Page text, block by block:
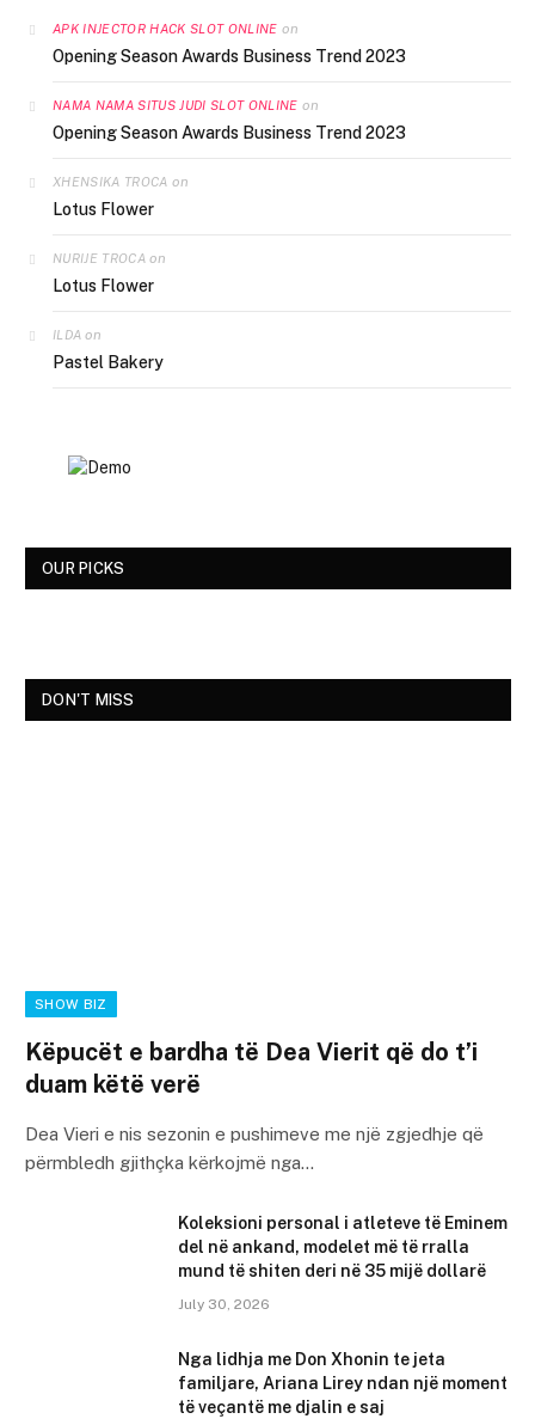
APK INJECTOR HACK SLOT ONLINE on
Opening Season Awards Business Trend 2023
NAMA NAMA SITUS JUDI SLOT ONLINE on
Opening Season Awards Business Trend 2023
XHENSIKA TROCA on
Lotus Flower
NURIJE TROCAon
Lotus Flower
ILDA on
Pastel Bakery
OUR PICKS
DON'T MISS
SHOW BIZ
Këpucët e bardha të Dea Vierit që do t’i
duam këtë verë
Dea Vieri e nis sezonin e pushimeve me një zgjedhje që
përmbledh gjithçka kërkojmë nga…
Koleksioni personal i atleteve të Eminem
del në ankand, modelet më të rralla
mund të shiten deri në 35 mijë dollarë
July 30, 2026
Nga lidhja me Don Xhonin te jeta
familjare, Ariana Lirey ndan një moment
të veçantë me djalin e saj